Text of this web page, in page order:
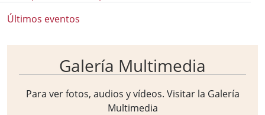
Últimos eventos
Galería Multimedia
Para ver fotos, audios y vídeos. Visitar la Galería
Multimedia